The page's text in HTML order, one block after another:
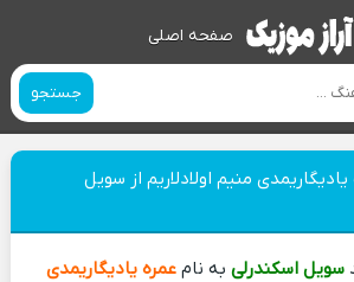
صفحه اصلی
جستجو
منیم اولادلاریم از سویل
سویل اسکندرلی به نامعمره یادیگاریمدی